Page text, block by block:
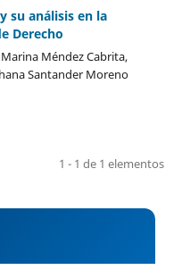
su análisis en la
Derecho
Méndez Cabrita,
Santander Moreno
1 - 1 de 1 elementos